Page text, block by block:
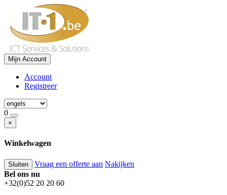
Mijn Account
Account
Registreer
0
×
Winkelwagen
Sluiten Vraag een offerte aan Nakijken
Bel ons nu
+32(0)52 20 20 60